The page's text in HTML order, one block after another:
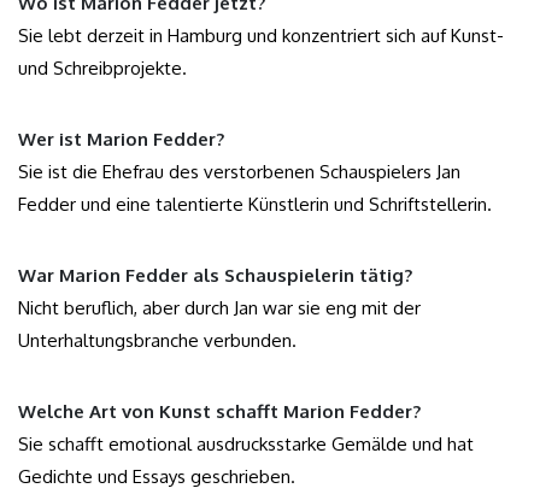
Sie lebt derzeit in Hamburg und konzentriert sich auf Kunst-
und Schreibprojekte.
Wer ist Marion Fedder?
Sie ist die Ehefrau des verstorbenen Schauspielers Jan
Fedder und eine talentierte Künstlerin und Schriftstellerin.
War Marion Fedder als Schauspielerin tätig?
Nicht beruflich, aber durch Jan war sie eng mit der
Unterhaltungsbranche verbunden.
Welche Art von Kunst schafft Marion Fedder?
Sie schafft emotional ausdrucksstarke Gemälde und hat
Gedichte und Essays geschrieben.